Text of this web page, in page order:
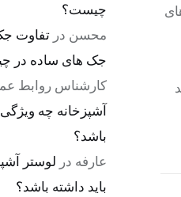
چیست؟
محسن در تفاوت
جک های ساده در
کارشناس روابط
آشپزخانه چه
باشد؟
عارفه در لوستر
باید داشته باشد؟